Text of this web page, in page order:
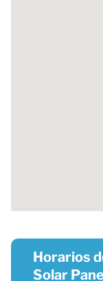
Horarios
Solar